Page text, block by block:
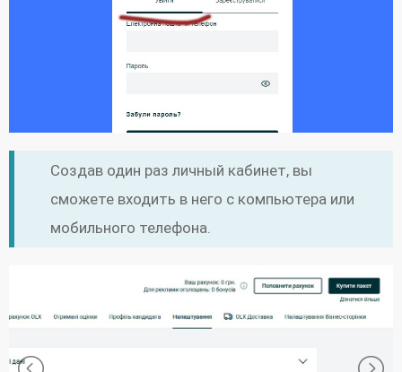
Создав один раз личный кабинет, вы
сможете входить в него с компьютера или
мобильного телефона.